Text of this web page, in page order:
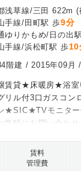
浅草線/三田 622m (
手線/田町駅 歩9分
ゆりかもめ/日の出
手線/浜松町駅 歩10
階建 /2015年09月
賃貸★床暖房★浴
リル付3口ガスコ
★SIC★TVモニタ
気軽にお問い合わ
賃料
管理費